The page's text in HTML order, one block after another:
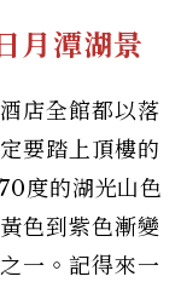
月潭湖景
店全館都以落
要踏上頂樓的
度的湖光山色
色到紫色漸變
一。記得來一